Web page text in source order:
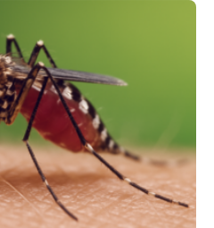
von Millionen Jahren
sticht eine Gruppe heraus,
vorkommt: die
Einige Arten
dichte Geflechte
Was auffällig ist: Die